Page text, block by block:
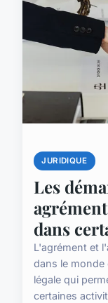
JURIDIQUE
Les
dans
L'agrément et
dans le monde
légale qui
certaines